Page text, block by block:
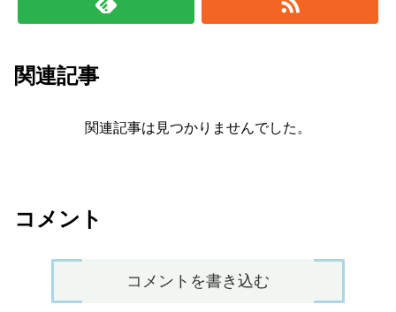
関連記事
関連記事は見つかりませんでした。
コメント
コメントを書き込む